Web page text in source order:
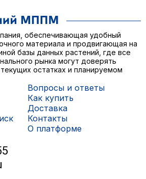
обеспечивающая удобный
материала и продвигающая на
базы данных растений, где все
рынка могут доверять
остатках и планируемом
Вопросы и ответы
Как купить
Доставка
Контакты
О платформе